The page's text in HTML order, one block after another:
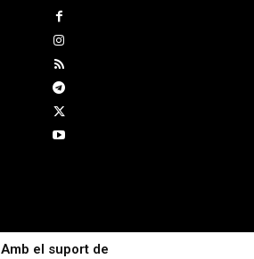
Amb el suport de